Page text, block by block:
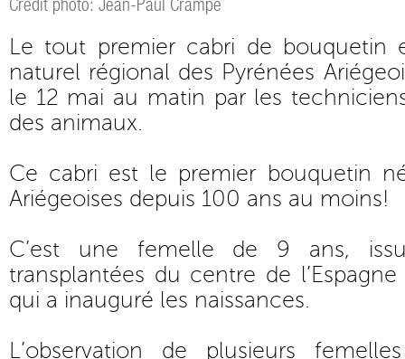
Crédit photo: Jean-Paul Crampe
Le tout premier cabri de bouquetin
naturel régional des Pyrénées
le 12 mai au matin par les
des animaux.
Ce cabri est le premier bouquetin
Ariégeoises depuis 100 ans au moins!
C’est une femelle de 9 ans,
transplantées du centre de
qui a inauguré les naissances.
L’observation de plusieurs